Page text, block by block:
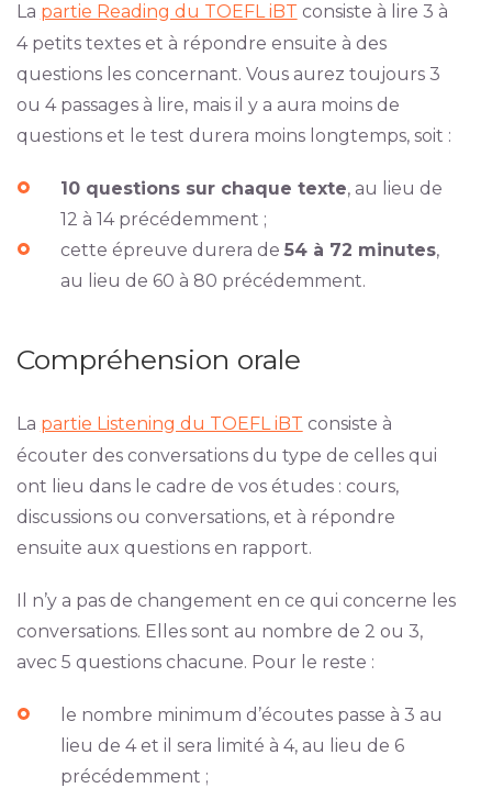
La partie Reading du TOEFL iBT consiste à lire 3 à
4 petits textes et à répondre ensuite à des
questions les concernant. Vous aurez toujours 3
ou 4 passages à lire, mais il y a aura moins de
questions et le test durera moins longtemps, soit :
10 questions sur chaque texte, au lieu de
12 à 14 précédemment ;
cette épreuve durera de 54 à 72 minutes,
au lieu de 60 à 80 précédemment.
Compréhension orale
La partie Listening du TOEFL iBT consiste à
écouter des conversations du type de celles qui
ont lieu dans le cadre de vos études : cours,
discussions ou conversations, et à répondre
ensuite aux questions en rapport.
Il n’y a pas de changement en ce qui concerne les
conversations. Elles sont au nombre de 2 ou 3,
avec 5 questions chacune. Pour le reste :
le nombre minimum d’écoutes passe à 3 au
lieu de 4 et il sera limité à 4, au lieu de 6
précédemment ;